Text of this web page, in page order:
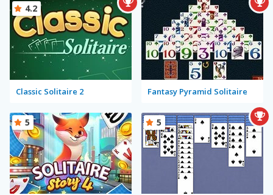
Classic Solitaire 2
4.2
Fantasy Pyramid Solitaire
5 5